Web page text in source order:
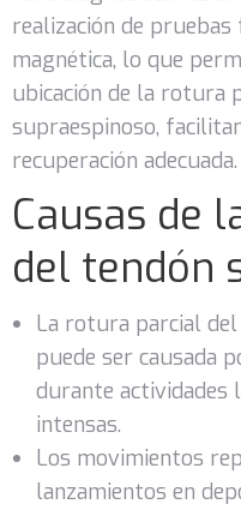
realización de pruebas
magnética, lo que
ubicación de la rotura
supraespinoso,
recuperación adecuada.
Causas de
del tendón
La rotura parcial
puede ser causada
durante actividades
intensas.
Los movimientos
lanzamientos en